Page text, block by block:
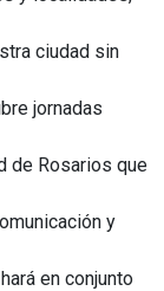
ciudad sin
jornadas
de Rosarios que
y
en conjunto